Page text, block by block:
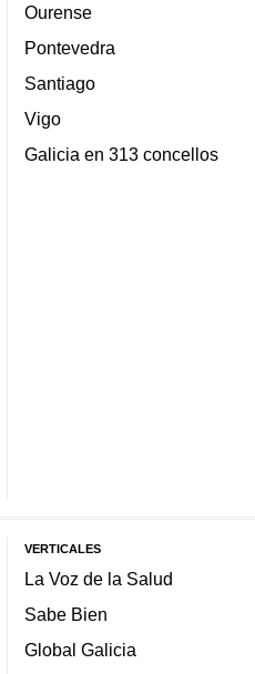
Ourense
Pontevedra
Santiago
Vigo
Galicia en 313 concellos
VERTICALES
La Voz de la Salud
Sabe Bien
Global Galicia